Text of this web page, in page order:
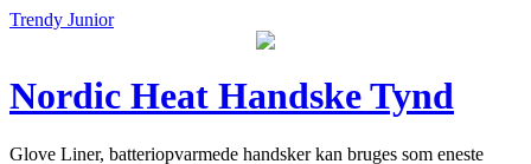
Trendy Junior
Nordic Heat Handske Tynd
Glove Liner, batteriopvarmede handsker kan bruges som eneste